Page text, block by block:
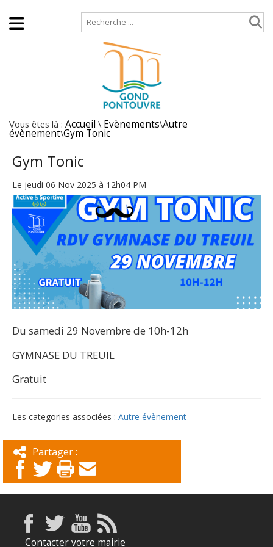
Vous êtes là : Accueil \ Evènements\Autre
évènement\Gym Tonic
Gym Tonic
Le jeudi 06 Nov 2025 à 12h04 PM
Du samedi 29 Novembre de 10h-12h
GYMNASE DU TREUIL
Gratuit
Les categories associées : Autre évènement
Partager :
Contacter votre mairie